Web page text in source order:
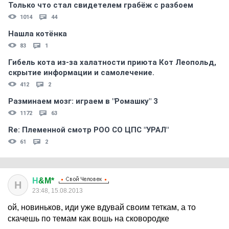
Только что стал свидетелем грабёж с разбоем
1014 44
Нашла котёнка
83 1
Гибель кота из-за халатности приюта Кот Леопольд,
скрытиe информации и самолечение.
412 2
Разминаем мозг: играем в "Ромашку" 3
1172 63
Re: Племеннoй смoтр РOO CO ЦПС "УРАЛ"
61 2
Н Н&M*
23:48, 15.08.2013
ой, новиньков, иди уже вдувай своим теткам, а то
скачешь по темам как вошь на сковородке